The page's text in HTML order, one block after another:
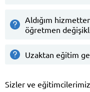
Aldığım
öğretmen
Uzaktan eğitim
Sizler ve